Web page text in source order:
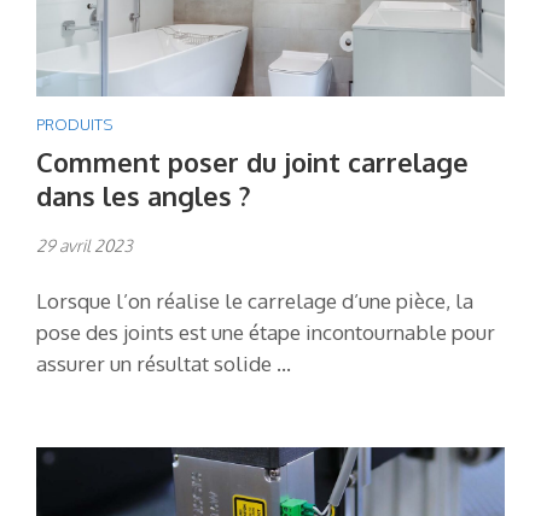
PRODUITS
Comment poser du joint carrelage
dans les angles ?
29 avril 2023
Lorsque l’on réalise le carrelage d’une pièce, la
pose des joints est une étape incontournable pour
assurer un résultat solide …